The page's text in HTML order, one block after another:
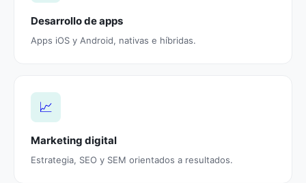
Desarrollo de apps
Apps iOS y Android, nativas e híbridas.
📈
Marketing digital
Estrategia, SEO y SEM orientados a resultados.